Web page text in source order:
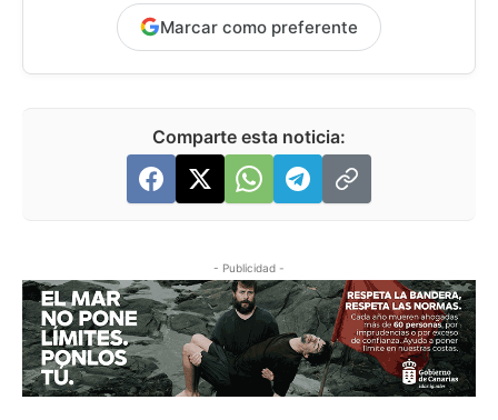
Marcar como preferente
Comparte esta noticia:
- Publicidad -